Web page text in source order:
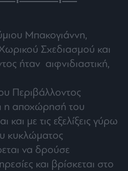
Μπακογιάννη,
Σχεδιασμού και
ήταν αιφνιδιαστική,
Περιβάλλοντος
η αποχώρησή του
και με τις εξελίξεις γύρω
κυκλώματος
να δρούσε
και βρίσκεται στο